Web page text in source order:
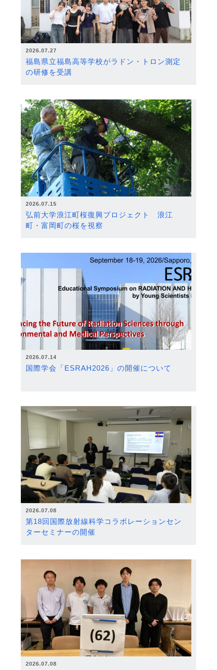
2026.07.27
福島県立福島高等学校がラドン・トロン測定
の研修を受講
2026.07.15
弘前大学浪江町桜復興プロジェクト 浪江
町・富岡町の桜を視察
2026.07.14
国際学会「ESRAH2026」の開催について
2026.07.08
第18回国際放射線科学コラボレーションセン
ターセミナーの開催
2026.07.08